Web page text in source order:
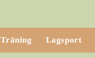
Träning Lagsport